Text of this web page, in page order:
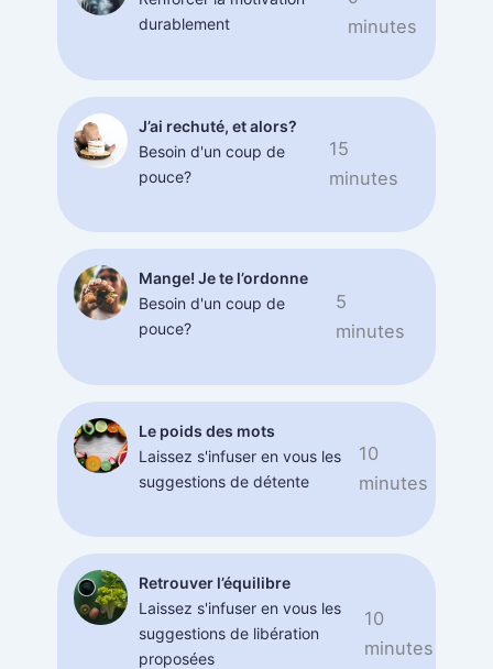
durablement
minutes
J’ai rechuté, et alors?
Besoin d'un coup de
pouce?
15
minutes
Mange! Je te l’ordonne
Besoin d'un coup de
pouce?
5
minutes
Le poids des mots
Laissez s'infuser en vous les
suggestions de détente
10
minutes
Retrouver l’équilibre
Laissez s'infuser en vous les
suggestions de libération
proposées
10
minutes